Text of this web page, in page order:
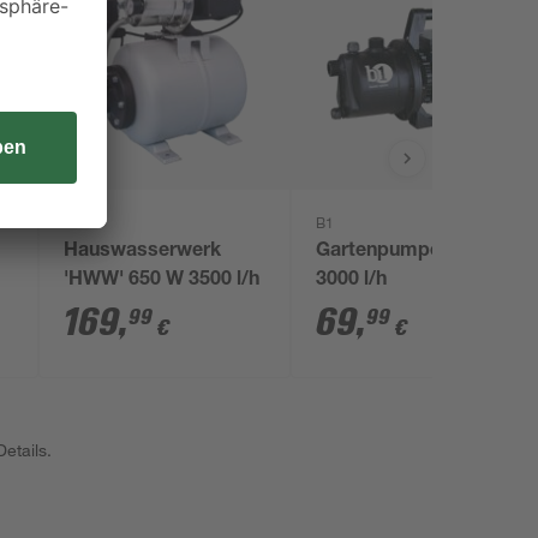
Hauswasserwerk
'HWW' 650 W 3500 l/h
169,99 €
B1
Gartenpumpe 550 W
3000 l/h
69,99 €